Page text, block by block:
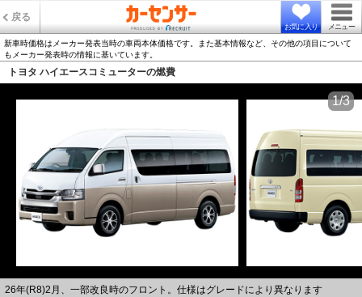
戻る
お気に入り メニュー
新車時価格はメーカー発表当時の車両本体価格です。また基本情報など、その他の項目について
もメーカー発表時の情報に基いています。
トヨタ ハイエースコミューターの燃費
26年(R8)2月、一部改良時のフロント。仕様はグレードにより異なります
1/3